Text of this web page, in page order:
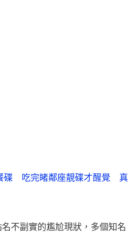
碟 吃完睹鄰座靚碟才醒覺 真
不副實的尷尬現狀，多個知名